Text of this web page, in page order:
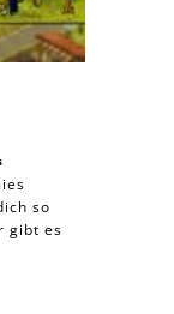
so
gibt es